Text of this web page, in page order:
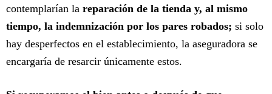
contemplarían la reparación de la tienda y, al mismo
tiempo, la indemnización por los pares robados; si solo
hay desperfectos en el establecimiento, la aseguradora se
encargaría de resarcir únicamente estos.